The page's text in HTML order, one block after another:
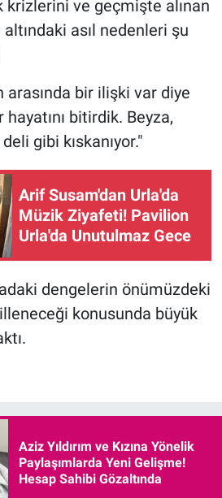
krizlerini ve geçmişte alınan
asıl nedenleri şu
arasında bir ilişki var diye
bitirdik. Beyza,
deli gibi kıskanıyor."
Arif Susam'dan Urla'da
Müzik Ziyafeti! Pavilion
Urla'da Unutulmaz Gece
dengelerin önümüzdeki
konusunda büyük
Aziz Yıldırım ve Kızına Yönelik
Paylaşımlarda Yeni Gelişme!
Hesap Sahibi Gözaltında